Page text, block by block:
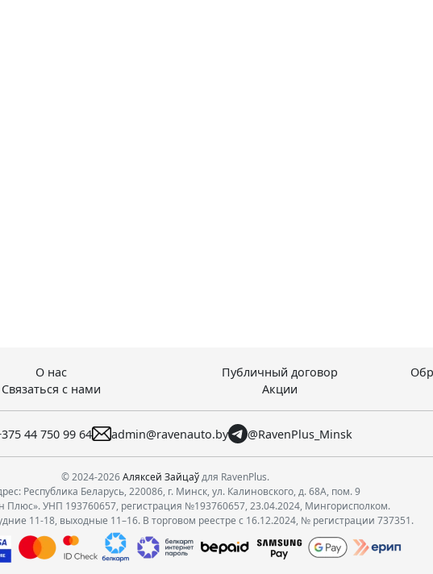
О нас Публичный договор
Связаться с нами Акции
44 750 99 64 admin@ravenauto.by @RavenPlus_Minsk
© 2024-2026Аляксей Зайцаўдля RavenPlus.
Республика Беларусь, 220086, г. Минск, ул. Калиновского, д. 68А, пом. 9
Плюс». УНП 193760657, регистрация №193760657, 23.04.2024, Мингорисполком.
11-18, выходные 11–16. В торговом реестре с 16.12.2024, № регистрации 737351.